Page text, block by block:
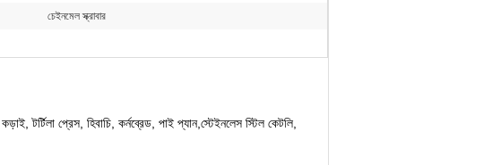
চেইনমেল স্ক্রাবার
টর্টিলা প্রেস, হিবাচি, কর্নব্রেড, পাই প্যান,স্টেইনলেস স্টিল কেটলি,